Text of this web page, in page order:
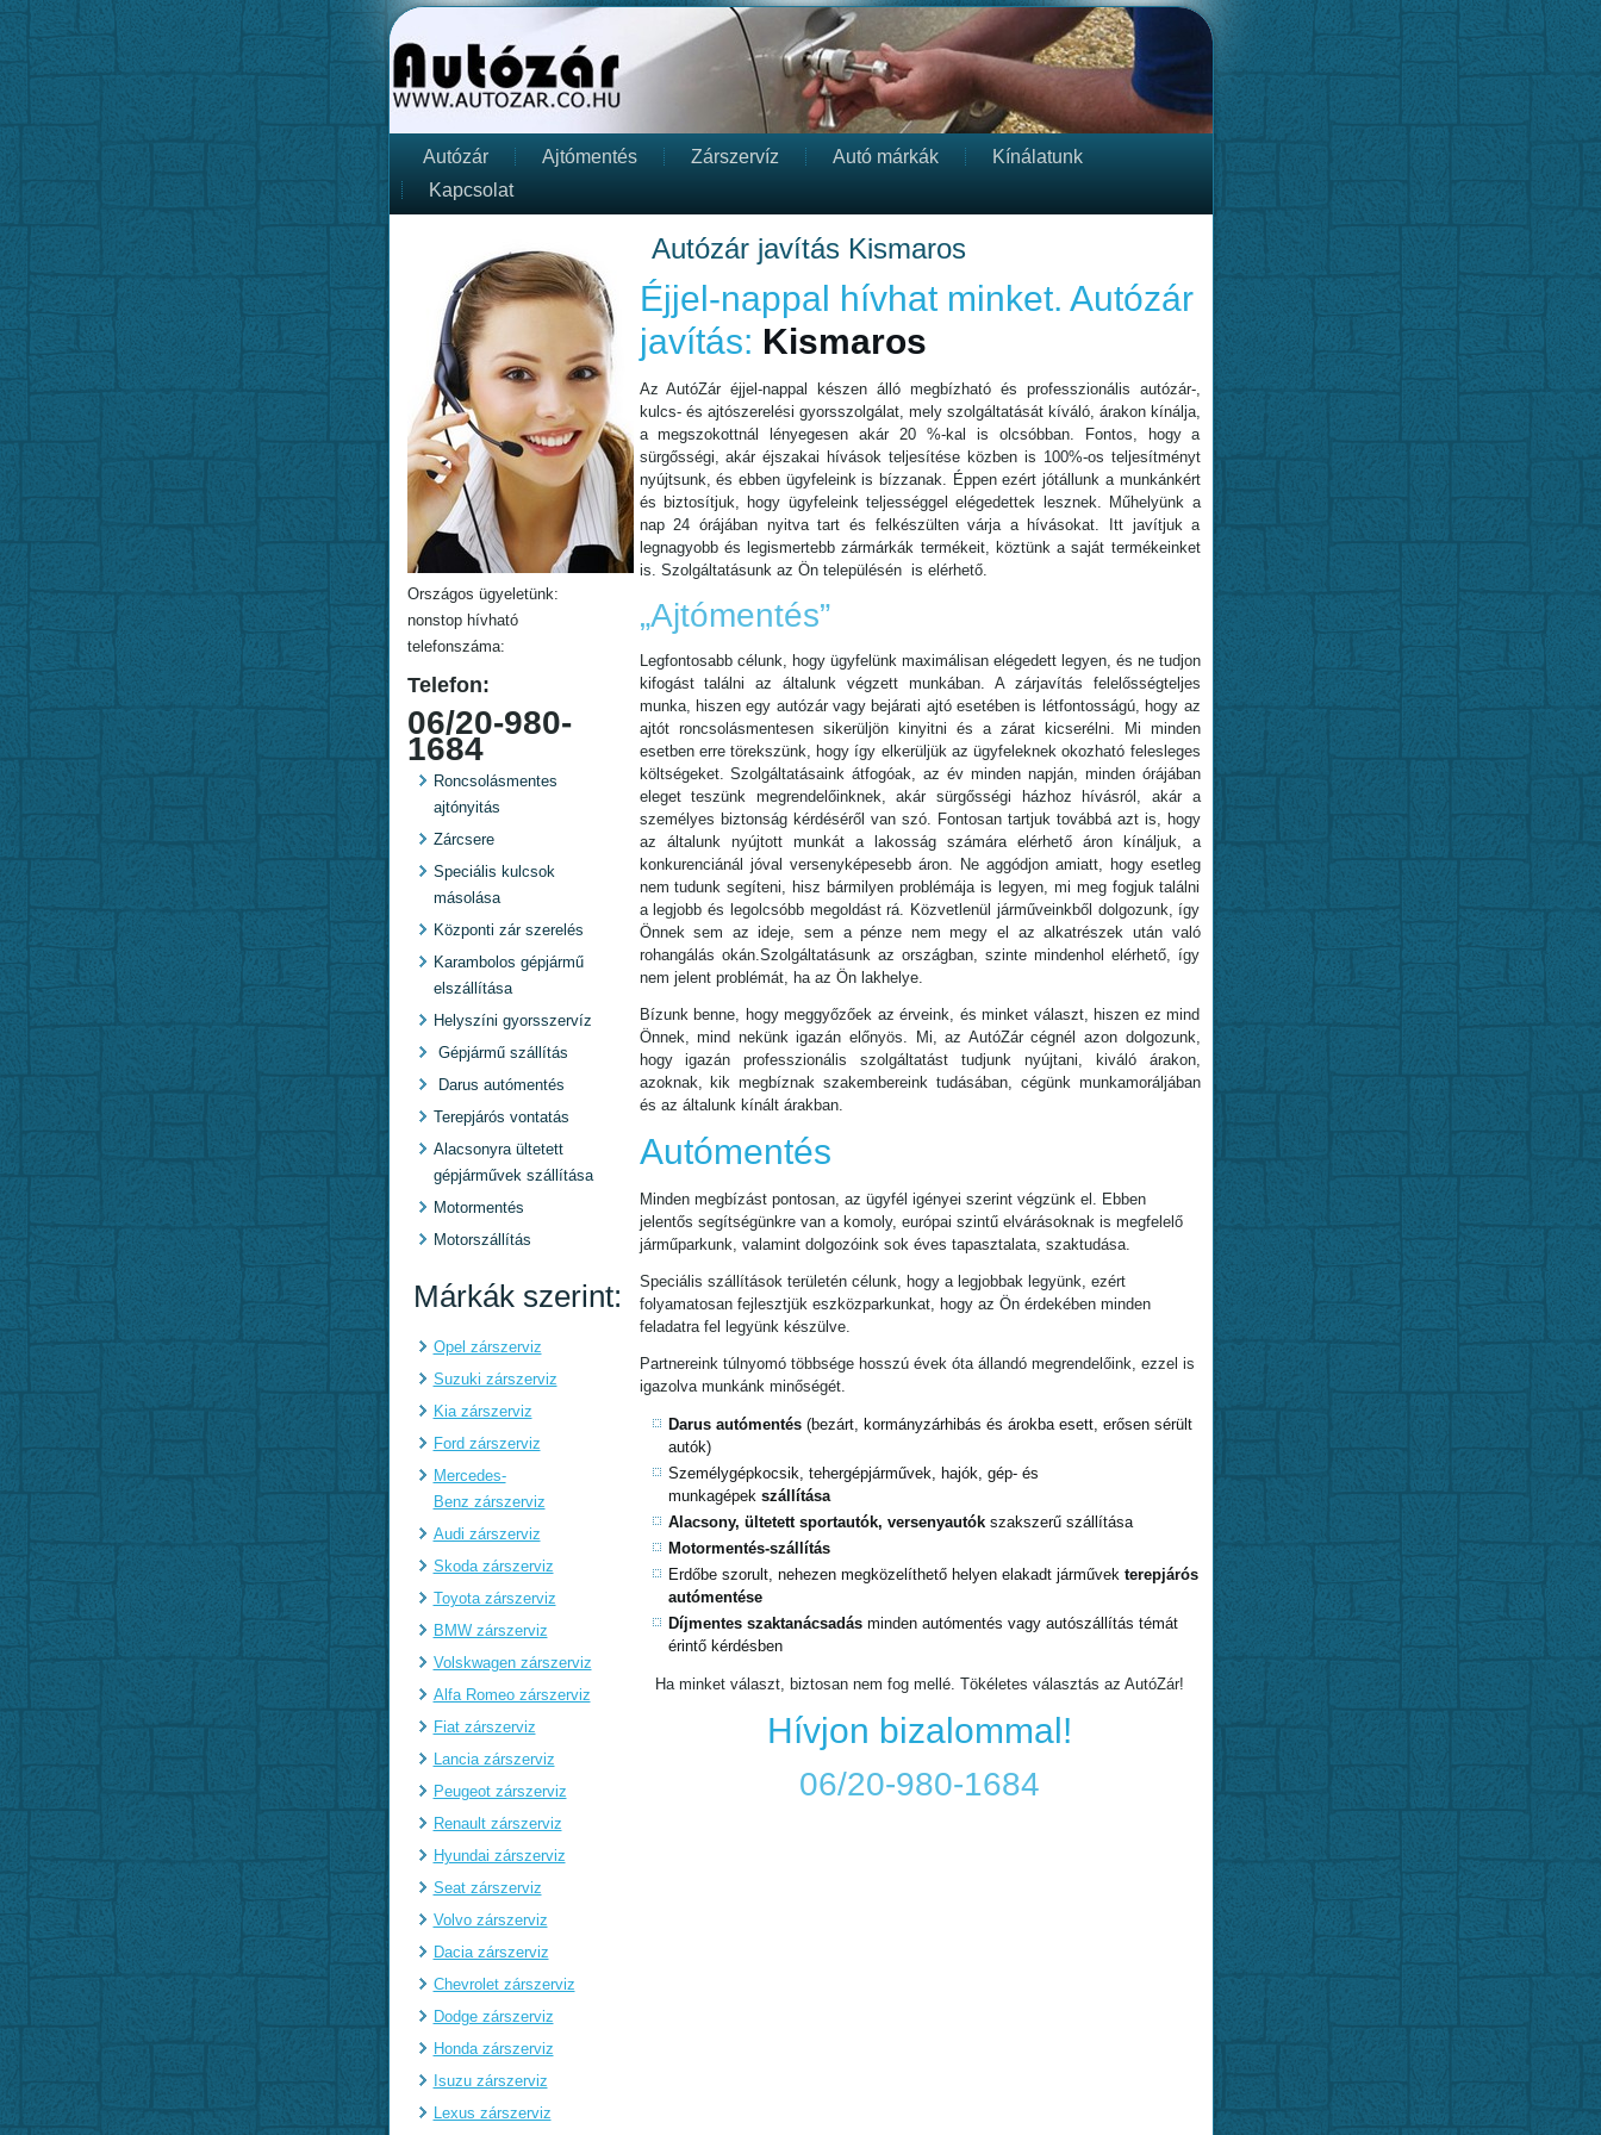
Autózár Ajtómentés Zárszervíz Autó márkák
Kínálatunk
Kapcsolat
Országos ügyeletünk:
nonstop hívható
telefonszáma:
Telefon:
06/20-980-
1684
Roncsolásmentes
ajtónyitás
Zárcsere
Speciális kulcsok
másolása
Központi zár szerelés
Karambolos gépjármű
elszállítása
Helyszíni gyorsszervíz
Gépjármű szállítás
Darus autómentés
Terepjárós vontatás
Alacsonyra ültetett
gépjárművek szállítása
Motormentés
Motorszállítás
Márkák szerint:
Opel zárszerviz
Suzuki zárszerviz
Kia zárszerviz
Ford zárszerviz
Mercedes-
Benz zárszerviz
Audi zárszerviz
Skoda zárszerviz
Toyota zárszerviz
BMW zárszerviz
Volskwagen zárszerviz
Alfa Romeo zárszerviz
Fiat zárszerviz
Lancia zárszerviz
Peugeot zárszerviz
Renault zárszerviz
Hyundai zárszerviz
Seat zárszerviz
Volvo zárszerviz
Dacia zárszerviz
Chevrolet zárszerviz
Dodge zárszerviz
Honda zárszerviz
Isuzu zárszerviz
Lexus zárszerviz
Autózár javítás Kismaros
Éjjel-nappal hívhat minket. Autózár
javítás: Kismaros
Az AutóZár éjjel-nappal készen álló megbízható és professzionális autózár-,
kulcs- és ajtószerelési gyorsszolgálat, mely szolgáltatását kíváló, árakon kínálja,
a megszokottnál lényegesen akár 20 %-kal is olcsóbban. Fontos, hogy a
sürgősségi, akár éjszakai hívások teljesítése közben is 100%-os teljesítményt
nyújtsunk, és ebben ügyfeleink is bízzanak. Éppen ezért jótállunk a munkánkért
és biztosítjuk, hogy ügyfeleink teljességgel elégedettek lesznek. Műhelyünk a
nap 24 órájában nyitva tart és felkészülten várja a hívásokat. Itt javítjuk a
legnagyobb és legismertebb zármárkák termékeit, köztünk a saját termékeinket
is. Szolgáltatásunk az Ön településén is elérhető.
„Ajtómentés”
Legfontosabb célunk, hogy ügyfelünk maximálisan elégedett legyen, és ne tudjon
kifogást találni az általunk végzett munkában. A zárjavítás felelősségteljes
munka, hiszen egy autózár vagy bejárati ajtó esetében is létfontosságú, hogy az
ajtót roncsolásmentesen sikerüljön kinyitni és a zárat kicserélni. Mi minden
esetben erre törekszünk, hogy így elkerüljük az ügyfeleknek okozható felesleges
költségeket. Szolgáltatásaink átfogóak, az év minden napján, minden órájában
eleget teszünk megrendelőinknek, akár sürgősségi házhoz hívásról, akár a
személyes biztonság kérdéséről van szó. Fontosan tartjuk továbbá azt is, hogy
az általunk nyújtott munkát a lakosság számára elérhető áron kínáljuk, a
konkurenciánál jóval versenyképesebb áron. Ne aggódjon amiatt, hogy esetleg
nem tudunk segíteni, hisz bármilyen problémája is legyen, mi meg fogjuk találni
a legjobb és legolcsóbb megoldást rá. Közvetlenül járműveinkből dolgozunk, így
Önnek sem az ideje, sem a pénze nem megy el az alkatrészek után való
rohangálás okán.Szolgáltatásunk az országban, szinte mindenhol elérhető, így
nem jelent problémát, ha az Ön lakhelye.
Bízunk benne, hogy meggyőzőek az érveink, és minket választ, hiszen ez mind
Önnek, mind nekünk igazán előnyös. Mi, az AutóZár cégnél azon dolgozunk,
hogy igazán professzionális szolgáltatást tudjunk nyújtani, kiváló árakon,
azoknak, kik megbíznak szakembereink tudásában, cégünk munkamoráljában
és az általunk kínált árakban.
Autómentés
Minden megbízást pontosan, az ügyfél igényei szerint végzünk el. Ebben
jelentős segítségünkre van a komoly, európai szintű elvárásoknak is megfelelő
járműparkunk, valamint dolgozóink sok éves tapasztalata, szaktudása.
Speciális szállítások területén célunk, hogy a legjobbak legyünk, ezért
folyamatosan fejlesztjük eszközparkunkat, hogy az Ön érdekében minden
feladatra fel legyünk készülve.
Partnereink túlnyomó többsége hosszú évek óta állandó megrendelőink, ezzel is
igazolva munkánk minőségét.
Darus autómentés (bezárt, kormányzárhibás és árokba esett, erősen sérült
autók)
Személygépkocsik, tehergépjárművek, hajók, gép- és
munkagépek szállítása
Alacsony, ültetett sportautók, versenyautók szakszerű szállítása
Motormentés-szállítás
Erdőbe szorult, nehezen megközelíthető helyen elakadt járművek terepjárós
autómentése
Díjmentes szaktanácsadás minden autómentés vagy autószállítás témát
érintő kérdésben
Ha minket választ, biztosan nem fog mellé. Tökéletes választás az AutóZár!
Hívjon bizalommal!
06/20-980-1684